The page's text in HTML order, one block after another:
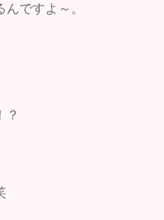
ですよ～。
？